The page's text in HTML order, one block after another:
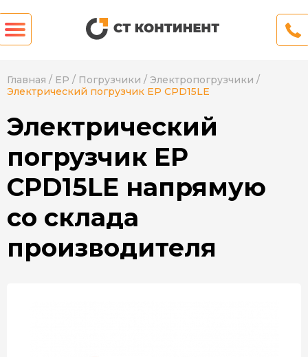
Главная / EP / Погрузчики / Электропогрузчики /
Электрический погрузчик EP CPD15LE
Электрический
погрузчик EP
CPD15LE напрямую
со склада
производителя